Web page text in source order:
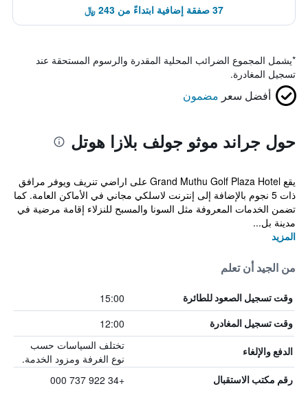
37 صفقة إضافية ابتداءً من 243 ﷼
*يشمل المجموع الضرائب المحلية المقدرة والرسوم المستحقة عند
تسجيل المغادرة.
أفضل سعر مضمون
حول جراند موثو جولف بلازا هوتل
يقع Grand Muthu Golf Plaza Hotel على اراضي تنريف ويوفر مرافق
ذات 5 نجوم بالإضافة إلى إنترنت لاسلكي مجاني في الأماكن العامة. كما
تضمن الخدمات المعروفة مثل السونا والمسبح للنزلاء إقامة مرضية في
مدينة بل...
المزيد
من الجيد أن تعلم
وقت تسجيل الصعود للطائرة 15:00
وقت تسجيل المغادرة 12:00
الدفع والإلغاء
تختلف السياسات حسب
نوع الغرفة ومزود الخدمة.
رقم مكتب الاستقبال +34 922 737 000